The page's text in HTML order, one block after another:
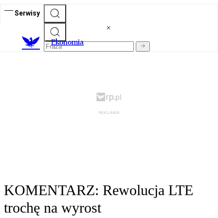
Serwisy
Ekonomia
KOMENTARZ: Rewolucja LTE
trochę na wyrost